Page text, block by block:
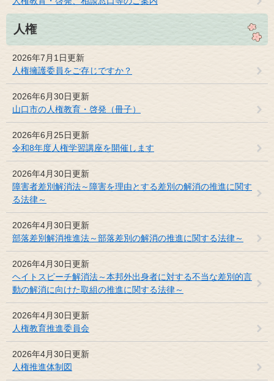
人権
2026年7月1日更新
人権擁護委員をご存じですか？
2026年6月30日更新
山口市の人権教育・啓発（冊子）
2026年6月25日更新
令和8年度人権学習講座を開催します
2026年4月30日更新
障害者差別解消法～障害を理由とする差別の解消の推進に関す
る法律～
2026年4月30日更新
部落差別解消推進法～部落差別の解消の推進に関する法律～
2026年4月30日更新
ヘイトスピーチ解消法～本邦外出身者に対する不当な差別的言
動の解消に向けた取組の推進に関する法律～
2026年4月30日更新
人権教育推進委員会
2026年4月30日更新
人権推進体制図